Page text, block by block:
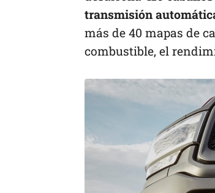
transmisión
más de 40 mapas de
combustible, el